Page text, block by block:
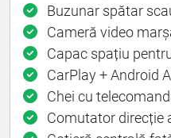
Buzunar spătar
Cameră video
Capac spațiu
CarPlay + Android
Chei cu
Comutator direcție